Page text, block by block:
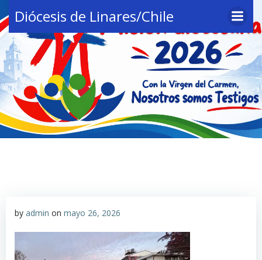
al
contenido
Diócesis de Linares/Chile
by admin on mayo 26, 2026